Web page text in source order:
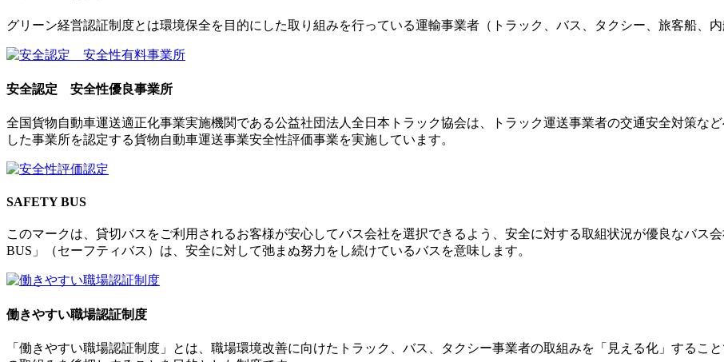
グリーン経営認証制度とは環境保全を目的にした取り組みを行っている運輸事業者（トラック、バス、タクシー、旅客船、
安全認定 安全性優良事業所
全国貨物自動車運送適正化事業実施機関である公益社団法人全日本トラック協会は、トラック運送事業者の交通安全対策な
した事業所を認定する貨物自動車運送事業安全性評価事業を実施しています。
SAFETY BUS
このマークは、貸切バスをご利用されるお客様が安心してバス会社を選択できるよう、安全に対する取組状況が優良なバス
BUS」（セーフティバス）は、安全に対して弛まぬ努力をし続けているバスを意味します。
働きやすい職場認証制度
「働きやすい職場認証制度」とは、職場環境改善に向けたトラック、バス、タクシー事業者の取組みを「見える化」するこ